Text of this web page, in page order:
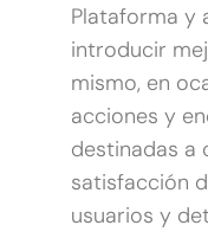
Plataforma y
introducir
mismo, en
acciones y
destinadas a
satisfacción
usuarios y